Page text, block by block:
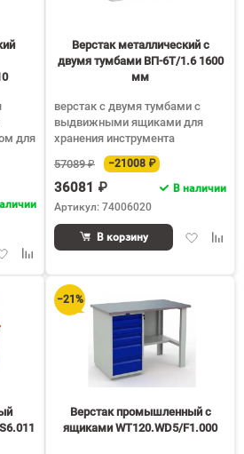
для
Добавить
сравнению
Верстак металлический с
двумя тумбами ВП-6Т/1.6 1600
мм
верстак с двумя тумбами с
выдвижными ящиками для
хранения инструмента
57089 ₽
−21008 ₽
36081 ₽
В наличии
Артикул: 74006020
Добавить
В корзину
−21%
Верстак промышленный с
ящиками WT120.WD5/F1.000